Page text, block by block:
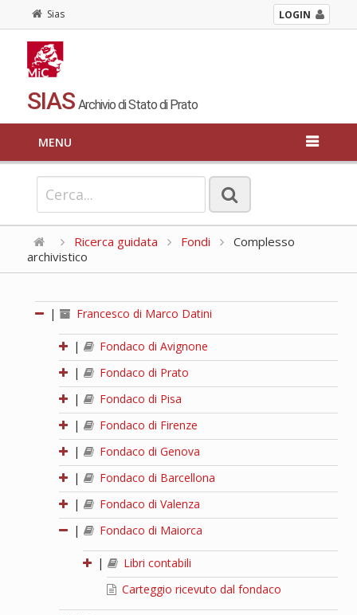
Sias LOGIN
SIAS Archivio di Stato di Prato
MENU
Ricerca guidata Fondi
Complesso
archivistico
| Francesco di Marco Datini
|
Fondaco di Avignone
|
Fondaco di Prato
|
Fondaco di Pisa
|
Fondaco di Firenze
|
Fondaco di Genova
|
Fondaco di Barcellona
|
Fondaco di Valenza
|
Fondaco di Maiorca
|
Libri contabili
Carteggio ricevuto dal fondaco